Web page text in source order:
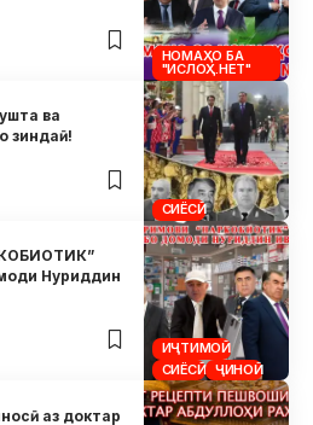
НОМАҲО БА
"ИСЛОҲ.НЕТ"
СИЁСӢ
ва
зиндаӣ!
ИҶТИМОӢ
СИЁСӢ
ҶИНОӢ
Нуриддин
аз доктар